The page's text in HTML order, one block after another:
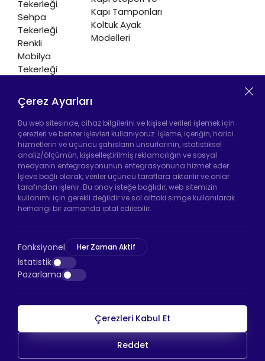
Tekerleği
Sehpa
Tekerleği
Renkli
Mobilya
Tekerleği
Isıtıcı
Tekerleği
Kapı Tamponları
Koltuk Ayak
Modelleri
Hadımköy Fabrika:Atatürk Sanayi Bölgesi
Ömerli Mah. Uzunçayır Cad. No:11 Hadımköy,
34555 Arnavutköy/İstanbul
Telefon:+90 212 640 66 46
Bayrampaşa Mağaza:Kocatepe Mah. 50. Yıl
Cad. No: 69/A Bayrampaşa /İstanbul
Telefon:+90 530 044 64 87
HTS Ödeme
Çerez Ayarları
Bu web sitesinde, cihaz bilgilerini ve kişisel verileri işlemek için
çerezleri ve benzer işlevleri kullanıyoruz. İşleme, içeriğin, harici
hizmetlerin ve üçüncü şahısların unsurlarının, istatistiksel
analiz/ölçümün, kişiselleştirilmiş reklamcılığın ve sosyal
medyanın entegrasyonunun entegrasyonuna hizmet eder.
İşleve bağlı olarak, veriler üçüncü taraflara aktarılır ve onlar
tarafından işlenir. Bu onay isteğe bağlıdır, web sitemizin
kullanımı için gerekli değildir ve sol alttaki simge kullanılarak
herhangi bir zamanda iptal edilebilir.
Fonksiyonel Her Zaman Aktif
İstatistik
Pazarlama
Çerezleri Kabul Et
Reddet